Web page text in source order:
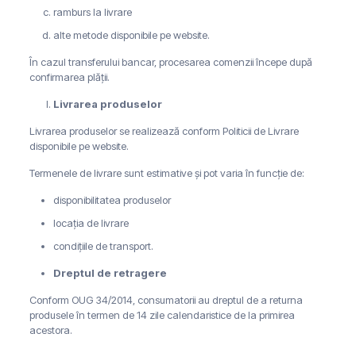
ramburs la livrare
alte metode disponibile pe website.
În cazul transferului bancar, procesarea comenzii începe după
confirmarea plății.
Livrarea produselor
Livrarea produselor se realizează conform Politicii de Livrare
disponibile pe website.
Termenele de livrare sunt estimative și pot varia în funcție de:
disponibilitatea produselor
locația de livrare
condițiile de transport.
Dreptul de retragere
Conform OUG 34/2014, consumatorii au dreptul de a returna
produsele în termen de 14 zile calendaristice de la primirea
acestora.